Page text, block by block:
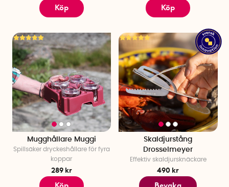
Köp Köp
Mugghållare Muggi
Spillsäker dryckeshållare för fyra
koppar
289 kr
Skaldjurstång
Drosselmeyer
Effektiv skaldjursknäckare
490 kr